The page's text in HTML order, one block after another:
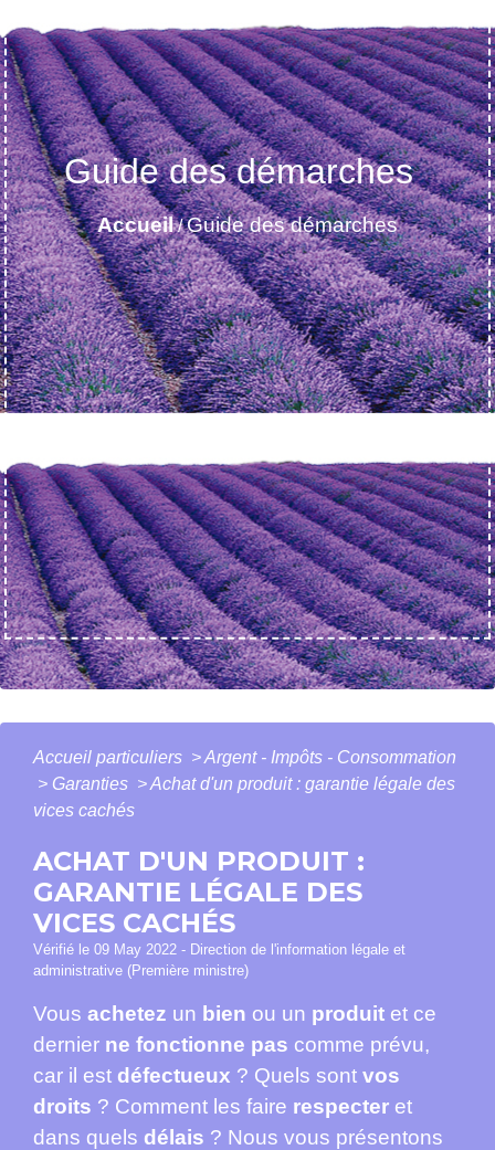
Guide des démarches
Accueil/Guide des démarches
Accueil particuliers >Argent - Impôts - Consommation
> Garanties >Achat d'un produit : garantie légale des
vices cachés
ACHAT D'UN PRODUIT :
GARANTIE LÉGALE DES
VICES CACHÉS
Vérifié le 09 May 2022 - Direction de l'information légale et
administrative (Première ministre)
Vous achetez un bien ou un produit et ce
dernier ne fonctionne pas comme prévu,
car il est défectueux ? Quels sont vos
droits ? Comment les faire respecter et
dans quels délais ? Nous vous présentons